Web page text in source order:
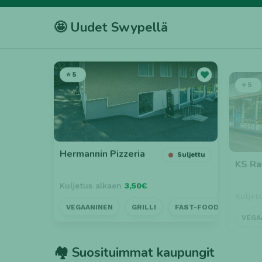
🤩 Uudet Swypellä
⭐ 5
Hermannin Pizzeria Suljettu
Kuljetus alkaen 3,50€
VEGAANINEN GRILLI FAST-FOOD
⭐ 5
KS
🏘️ Suosituimmat kaupungit